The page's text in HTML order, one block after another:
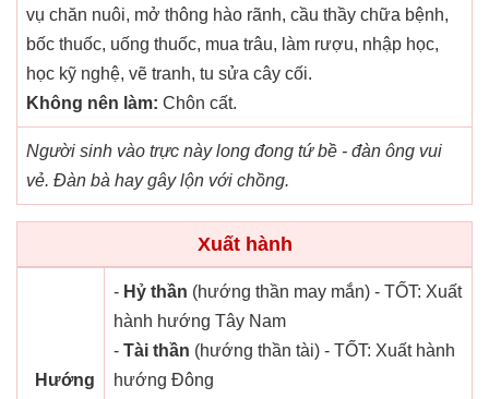
vụ chăn nuôi, mở thông hào rãnh, cầu thầy chữa bệnh,
bốc thuốc, uống thuốc, mua trâu, làm rượu, nhập học,
học kỹ nghệ, vẽ tranh, tu sửa cây cối.
Không nên làm: Chôn cất.
Người sinh vào trực này long đong tứ bề - đàn ông vui
vẻ. Đàn bà hay gây lộn với chồng.
Xuất hành
Hướng
- Hỷ thần (hướng thần may mắn) - TỐT: Xuất
hành hướng Tây Nam
- Tài thần (hướng thần tài) - TỐT: Xuất hành
hướng Đông